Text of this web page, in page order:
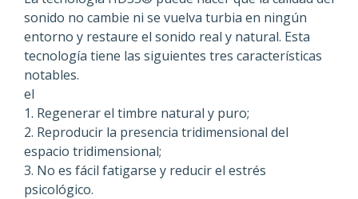
sonido no cambie ni se vuelva turbia en ningún
entorno y restaure el sonido real y natural. Esta
tecnología tiene las siguientes tres características
notables.
el
1. Regenerar el timbre natural y puro;
2. Reproducir la presencia tridimensional del
espacio tridimensional;
3. No es fácil fatigarse y reducir el estrés
psicológico.